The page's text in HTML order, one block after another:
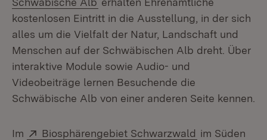
kostenlosen Eintritt in die Ausstellung, in der sich
alles um die Vielfalt der Natur, Landschaft und
Menschen auf der Schwäbischen Alb dreht. Über
interaktive Module sowie Audio- und
Videobeiträge lernen Besuchende die
Schwäbische Alb von einer anderen Seite kennen.
Im Extern:
Biosphärengebiet Schwarzwald (Öffnet in
im Süden